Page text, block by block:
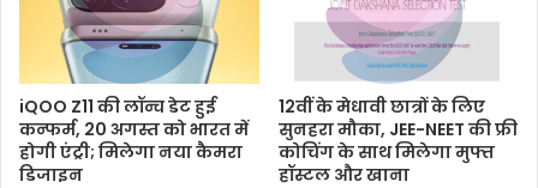
iQOO Z11 की लॉन्च डेट हुई
कन्फर्म, 20 अगस्त को भारत में
होगी एंट्री; मिलेगा नया कैमरा
डिजाइन
12वीं के मेधावी छात्रों के लिए
सुनहरा मौका, JEE-NEET की फ्री
कोचिंग के साथ मिलेगा मुफ्त
हॉस्टल और खाना